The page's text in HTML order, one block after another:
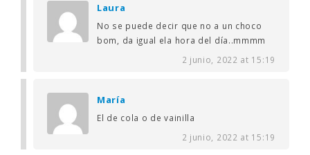
Laura
No se puede decir que no a un choco
bom, da igual ela hora del día..mmmm
2 junio, 2022 at 15:19
María
El de cola o de vainilla
2 junio, 2022 at 15:19